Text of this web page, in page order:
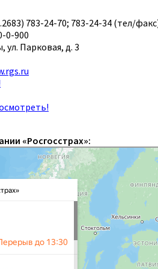
783-24-70; 783-24-34 (тел/
0-900
ул. Парковая, д. 3
«Росгосстрах»: